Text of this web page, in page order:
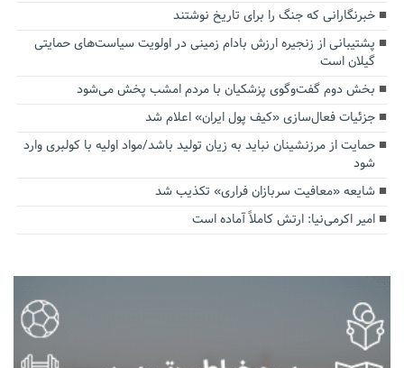
خبرنگارانی که جنگ را برای تاریخ نوشتند
پشتیبانی از زنجیره ارزش بادام زمینی در اولویت سیاست‌های حمایتی
گیلان است
بخش دوم گفت‌وگوی پزشکیان با مردم امشب پخش می‌شود
جزئیات فعال‌سازی «کیف پول ایران» اعلام شد
حمایت از مرزنشینان نباید به زیان تولید باشد/مواد اولیه با کولبری وارد
شود
شایعه «معافیت سربازان فراری» تکذیب شد
امیر اکرمی‌نیا: ارتش کاملاً آماده است